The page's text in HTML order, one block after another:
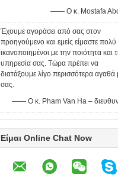
—— Ο κ. Mostafa
Έχουμε αγοράσει από σας στον
προηγούμενο και εμείς είμαστε πολύ
ικανοποιημένοι με την ποιότητα και
υπηρεσία σας. Τώρα πρέπει να
διατάξουμε λίγο περισσότερα αγαθά
σας.
—— Ο κ. Pham Van Ha –
Είμαι Online Chat Now